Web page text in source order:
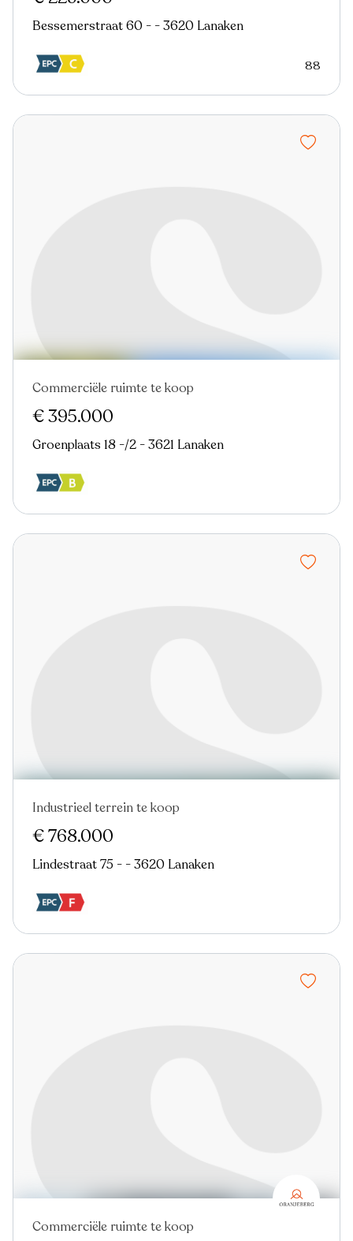
Bessemerstraat 60 - - 3620 Lanaken
88
Commerciële ruimte te koop
€ 395.000
Groenplaats 18 -/2 - 3621 Lanaken
Industrieel terrein te koop
€ 768.000
Lindestraat 75 - - 3620 Lanaken
Commerciële ruimte te koop